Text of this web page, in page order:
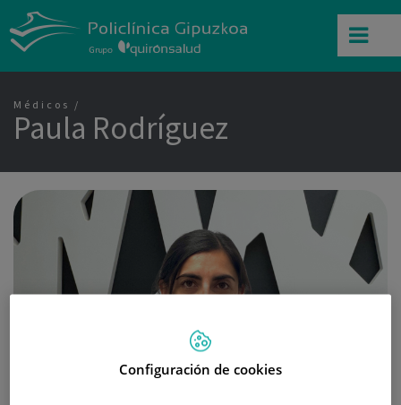
Médicos
Paula Rodríguez
Configuración de cookies